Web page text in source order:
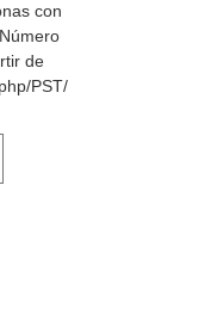
con
de
PST/